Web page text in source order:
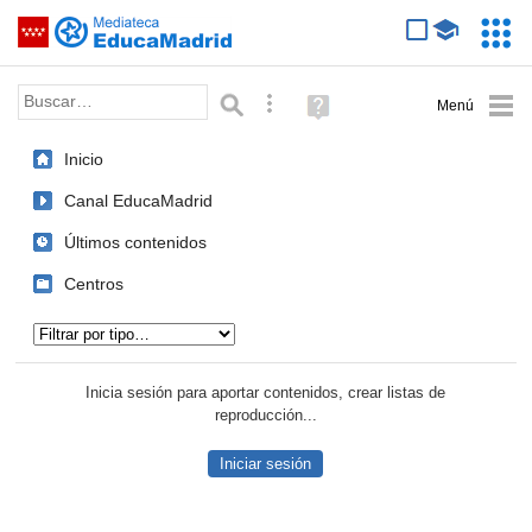
Saltar navegación
Palabra o frase: Búsqueda avanzada
Ayuda
(en
Inicio
Canal EducaMadrid
Últimos contenidos
Centros
Inicia sesión para aportar contenidos, crear listas de
reproducción...
Iniciar sesión